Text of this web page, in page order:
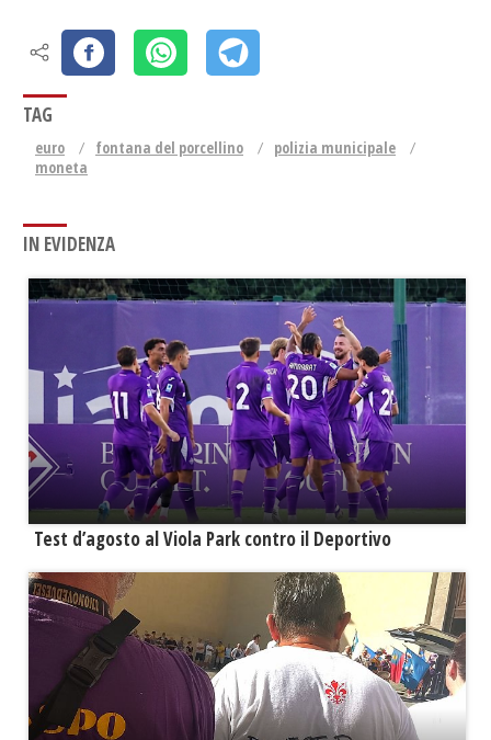
TAG
euro fontana del porcellino
polizia municipale
moneta
IN EVIDENZA
Test d’agosto al Viola Park contro il Deportivo